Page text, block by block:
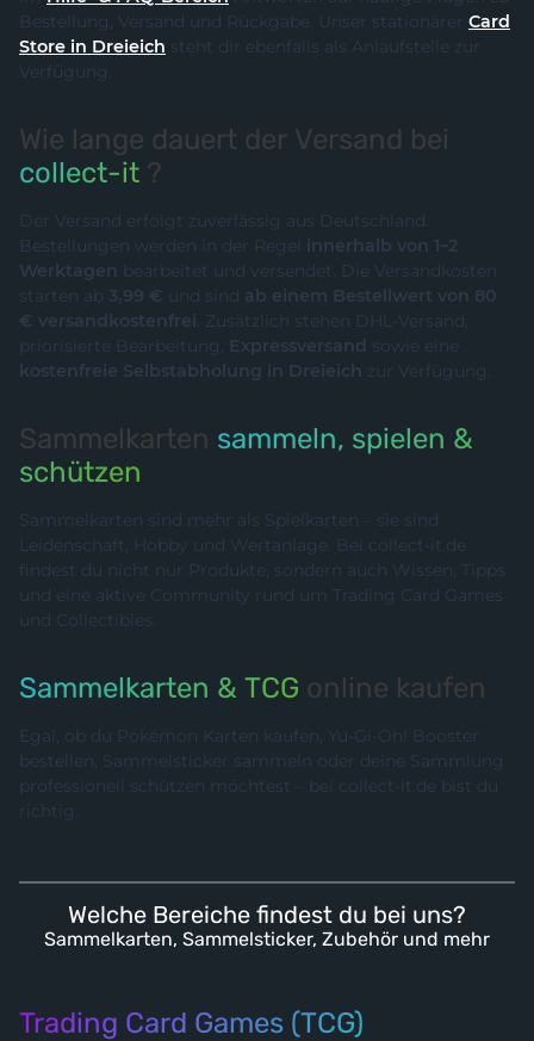
Bestellung, Versand und Rückgabe. Unser stationärer Card
Store in Dreieich steht dir ebenfalls als Anlaufstelle zur
Verfügung.
Wie lange dauert der Versand bei
collect-it ?
Der Versand erfolgt zuverlässig aus Deutschland.
Bestellungen werden in der Regel innerhalb von 1–2
Werktagen bearbeitet und versendet. Die Versandkosten
starten ab 3,99 € und sind ab einem Bestellwert von 80
€ versandkostenfrei. Zusätzlich stehen DHL-Versand,
priorisierte Bearbeitung, Expressversand sowie eine
kostenfreie Selbstabholung in Dreieich zur Verfügung.
Sammelkarten sammeln, spielen &
schützen
Sammelkarten sind mehr als Spielkarten – sie sind
Leidenschaft, Hobby und Wertanlage. Bei collect-it.de
findest du nicht nur Produkte, sondern auch Wissen, Tipps
und eine aktive Community rund um Trading Card Games
und Collectibles.
Sammelkarten & TCG online kaufen
Egal, ob du Pokémon Karten kaufen, Yu-Gi-Oh! Booster
bestellen, Sammelsticker sammeln oder deine Sammlung
professionell schützen möchtest – bei collect-it.de bist du
richtig.
Welche Bereiche findest du bei uns?
Sammelkarten, Sammelsticker, Zubehör und mehr
Trading Card Games (TCG)